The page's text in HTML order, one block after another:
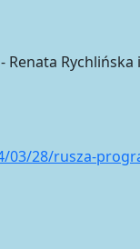
Renata Rychlińska
03/28/rusza-